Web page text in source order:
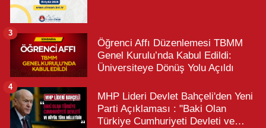
Öğrenci Affı Düzenlemesi TBMM
Genel Kurulu’nda Kabul Edildi:
Üniversiteye Dönüş Yolu Açıldı
3
MHP Lideri Devlet Bahçeli'den Yeni
Parti Açıklaması : "Baki Olan
Türkiye Cumhuriyeti Devleti ve
4